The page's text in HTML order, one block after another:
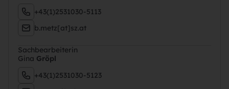
+43(1)2531030-5113
b.metz[at]sz.at
Sachbearbeiterin
Gina Gröpl
+43(1)2531030-5123